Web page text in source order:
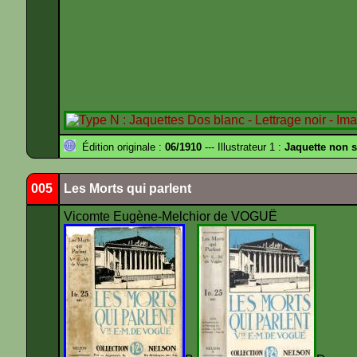
Édition originale : 06/1910 --- Illustrateur 1 : Jaquette non
005 Les Morts qui parlent
Vicomte Eugène-Melchior de VOGUË